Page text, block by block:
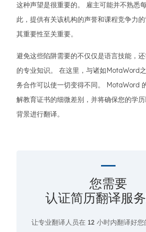
这种声望是很重要的。 雇主可能并不熟悉
此，提供有关该机构的声誉和课程竞争力
其重要性至关重要。
避免这些陷阱需要的不仅仅是语言技能，
的专业知识。 在这里，与诸如MotaWord
务合作可以使一切变得不同。 MotaWord
解教育证书的细微差别，并将确保您的学
背景进行翻译。
您需要
认证简历翻译服
让专业翻译人员在 12 小时内翻译好您